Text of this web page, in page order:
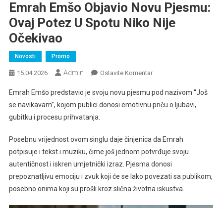
Emrah Emšo Objavio Novu Pjesmu:
Ovaj Potez U Spotu Niko Nije
Očekivao
Novosti Promo
15.04.2026 Admin Ostavite KomentarNa
Emšo
Objavio
Ovaj
Potez
U
Spotu
Niko
Emrah Emšo predstavio je svoju novu pjesmu pod nazivom “Još
se navikavam”, kojom publici donosi emotivnu priču o ljubavi,
gubitku i procesu prihvatanja.
Posebnu vrijednost ovom singlu daje činjenica da Emrah
potpisuje i tekst i muziku, čime još jednom potvrđuje svoju
autentičnost i iskren umjetnički izraz. Pjesma donosi
prepoznatljivu emociju i zvuk koji će se lako povezati sa publikom,
posebno onima koji su prošli kroz slična životna iskustva.